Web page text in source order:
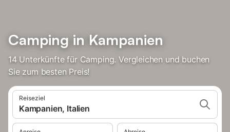
Camping in Kampanien
14 Unterkünfte für Camping. Vergleichen und buchen
Sie zum besten Preis!
Reiseziel
Kampanien, Italien